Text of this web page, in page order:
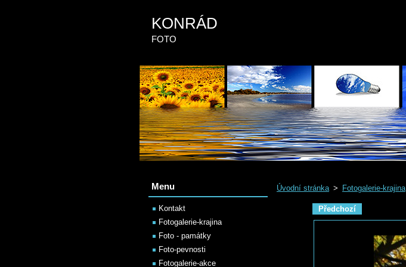
KONRÁD
FOTO
Úvodní stránka > Fotogalerie-krajina
Předchozí
Menu
Kontakt
Fotogalerie-krajina
Foto - památky
Foto-pevnosti
Fotogalerie-akce